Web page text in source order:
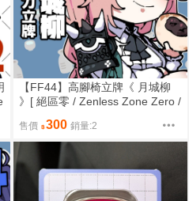
【FF44】高腳椅立牌《 月城柳
》[ 絕區零 / Zenless Zone Zero /
媽媽 / 對空六課 ]
售價 300 銷量:2